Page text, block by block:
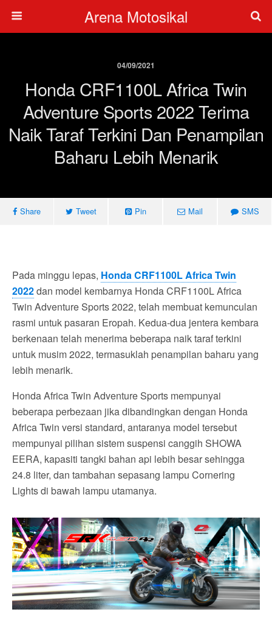
Arena Motosikal
04/09/2021
Honda CRF1100L Africa Twin
Adventure Sports 2022 Terima
Naik Taraf Terkini Dan Penampilan
Baharu Lebih Menarik
Share Tweet Pin Mail SMS
Pada minggu lepas, Honda CRF1100L Africa Twin
2022dan model kembarnya Honda CRF1100L Africa
Twin Adventure Sports 2022, telah membuat kemunculan
rasmi untuk pasaran Eropah. Kedua-dua jentera kembara
berkenaan telah menerima beberapa naik taraf terkini
untuk musim 2022, termasuklah penampilan baharu yang
lebih menarik.
Honda Africa Twin Adventure Sports mempunyai
beberapa perbezaan jika dibandingkan dengan Honda
Africa Twin versi standard, antaranya model tersebut
mempunyai pilihan sistem suspensi canggih SHOWA
EERA, kapasiti tangki bahan api lebih besar sehingga
24.8 liter, dan tambahan sepasang lampu Cornering
Lights di bawah lampu utamanya.